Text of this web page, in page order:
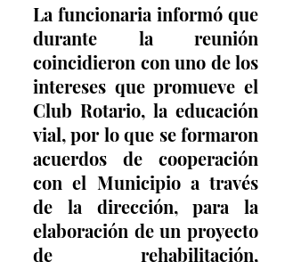
La funcionaria informó que
durante la reunión
coincidieron con uno de los
intereses que promueve el
Club Rotario, la educación
vial, por lo que se formaron
acuerdos de cooperación
con el Municipio a través
de la dirección, para la
elaboración de un proyecto
de rehabilitación,